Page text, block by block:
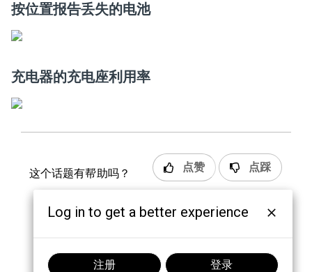
按位置报告丢失的电池
充电器的充电座利用率
这个话题有帮助吗？ 点赞 点踩
Log in to get a better experience
注册 登录